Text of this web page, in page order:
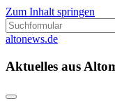
Zum Inhalt springen
Suchen
nach:
altonews.de
Aktuelles aus